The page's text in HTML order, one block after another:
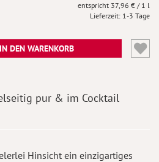
37,96 € / 1 l
Lieferzeit 1-3 Tage
IN DEN WARENKORB
pur & im Cocktail
Hinsicht ein einzigartiges